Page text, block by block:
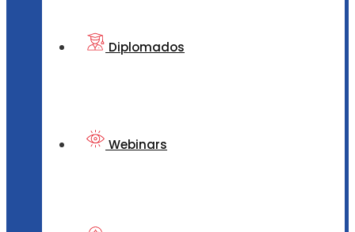
Diplomados
Webinars